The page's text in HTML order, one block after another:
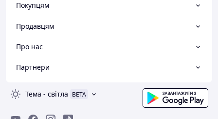
Покупцям
Продавцям
Про нас
Партнери
Тема - світла BETA